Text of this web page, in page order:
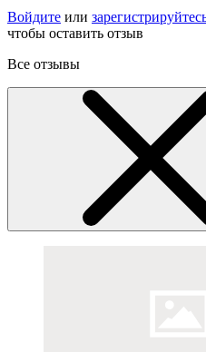
Войдите или
чтобы оставить отзыв
Все отзывы